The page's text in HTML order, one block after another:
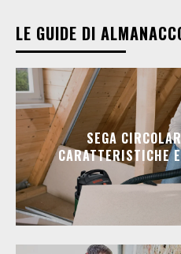
LE GUIDE DI
SEGA
CARATTERISTICHE